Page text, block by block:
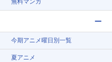
無料マンガ
今期アニメ曜日別一覧
夏アニメ